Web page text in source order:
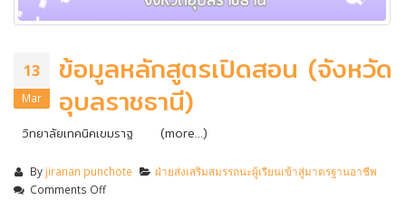
13
Mar
ข้อมูลหลักสูตรเปิดสอน (จังหวัด
อุบลราชธานี)
วิทยาลัยเทคนิคเขมราฐ (more…)
By jiranan punchote
ฝ่ายส่งเสริมสมรรถนะผู้เรียนเข้าสู่มาตรฐานอาชีพ
Comments Off